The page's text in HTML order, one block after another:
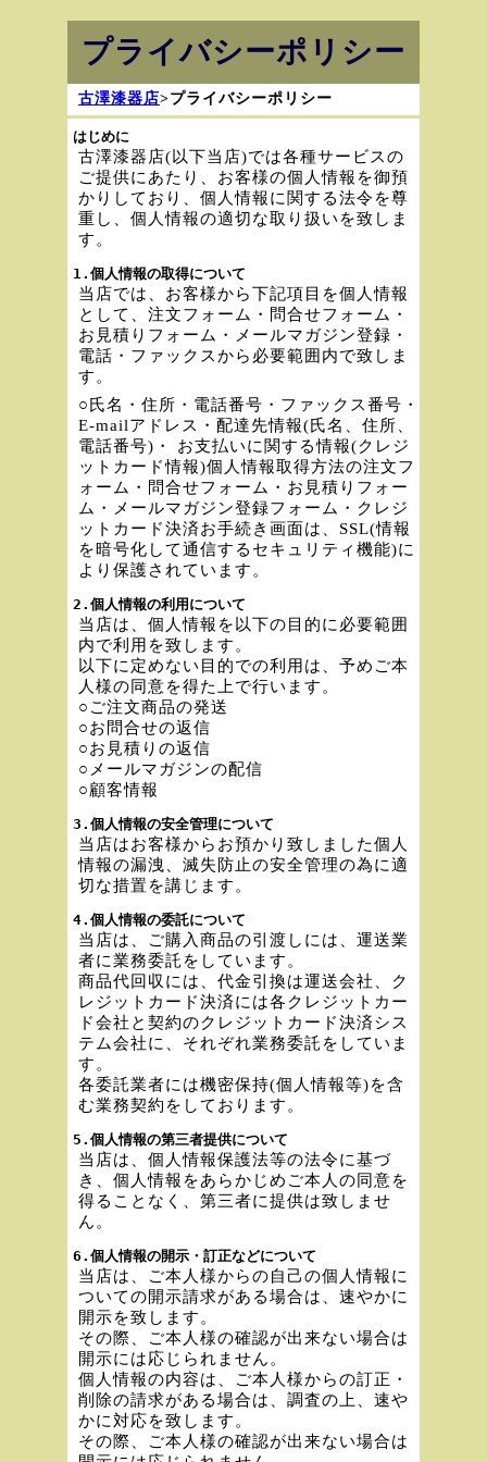
プライバシーポリシー
古澤漆器店>プライバシーポリシー
はじめに
古澤漆器店(以下当店)では各種サービスの
ご提供にあたり、お客様の個人情報を御預
かりしており、個人情報に関する法令を尊
重し、個人情報の適切な取り扱いを致しま
す。
1.個人情報の取得について
当店では、お客様から下記項目を個人情報
として、注文フォーム・問合せフォーム・
お見積りフォーム・メールマガジン登録・
電話・ファックスから必要範囲内で致しま
す。
○氏名・住所・電話番号・ファックス番号・
E-mailアドレス・配達先情報(氏名、住所、
電話番号)・ お支払いに関する情報(クレジ
ットカード情報)個人情報取得方法の注文フ
ォーム・問合せフォーム・お見積りフォー
ム・メールマガジン登録フォーム・クレジ
ットカード決済お手続き画面は、SSL(情報
を暗号化して通信するセキュリティ機能)に
より保護されています。
2.個人情報の利用について
当店は、個人情報を以下の目的に必要範囲
内で利用を致します。
以下に定めない目的での利用は、予めご本
人様の同意を得た上で行います。
○ご注文商品の発送
○お問合せの返信
○お見積りの返信
○メールマガジンの配信
○顧客情報
3.個人情報の安全管理について
当店はお客様からお預かり致しました個人
情報の漏洩、滅失防止の安全管理の為に適
切な措置を講じます。
4.個人情報の委託について
当店は、ご購入商品の引渡しには、運送業
者に業務委託をしています。
商品代回収には、代金引換は運送会社、ク
レジットカード決済には各クレジットカー
ド会社と契約のクレジットカード決済シス
テム会社に、それぞれ業務委託をしていま
す。
各委託業者には機密保持(個人情報等)を含
む業務契約をしております。
5.個人情報の第三者提供について
当店は、個人情報保護法等の法令に基づ
き、個人情報をあらかじめご本人の同意を
得ることなく、第三者に提供は致しませ
ん。
6.個人情報の開示・訂正などについて
当店は、ご本人様からの自己の個人情報に
ついての開示請求がある場合は、速やかに
開示を致します。
その際、ご本人様の確認が出来ない場合は
開示には応じられません。
個人情報の内容は、ご本人様からの訂正・
削除の請求がある場合は、調査の上、速や
かに対応を致します。
その際、ご本人様の確認が出来ない場合は